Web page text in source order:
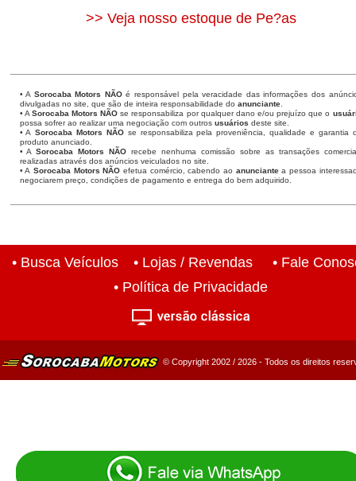
>> Veja nosso estoque de Pe?as
• A Sorocaba Motors NÃOé responsável pela veracidade das informações dos
divulgadas no site, que são de inteira responsabilidade do anunciante.
• A Sorocaba Motors NÃO se responsabiliza por qualquer dano e/ou prejuízo que o
possa sofrer ao realizar uma negociação com outros usuários deste site.
• A Sorocaba Motors NÃOse responsabiliza pela proveniência, qualidade e garantia
produto anunciado.
• ASorocaba Motors NÃO recebe nenhuma comissão sobre as transações
realizadas através dos anúncios veiculados no site.
• A Sorocaba Motors NÃO efetua comércio, cabendo ao anunciantea pessoa
negociarem preço, condições de pagamento e entrega do bem adquirido.